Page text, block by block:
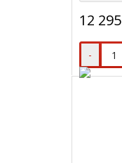
12 295
-